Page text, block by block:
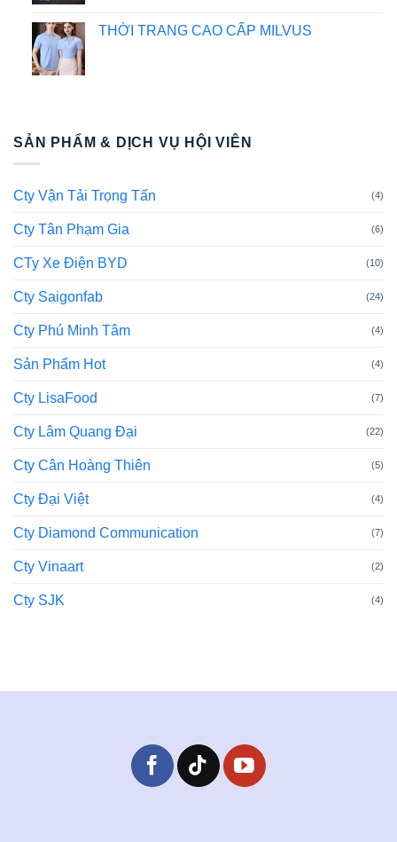
THỜI TRANG CAO CẤP MILVUS
SẢN PHẨM & DỊCH VỤ HỘI VIÊN
Cty Vận Tải Trọng Tấn (4)
Cty Tân Phạm Gia (6)
CTy Xe Điện BYD (10)
Cty Saigonfab (24)
Cty Phú Minh Tâm (4)
Sản Phẩm Hot (4)
Cty LisaFood (7)
Cty Lâm Quang Đại (22)
Cty Cân Hoàng Thiên (5)
Cty Đại Việt (4)
Cty Diamond Communication (7)
Cty Vinaart (2)
Cty SJK (4)